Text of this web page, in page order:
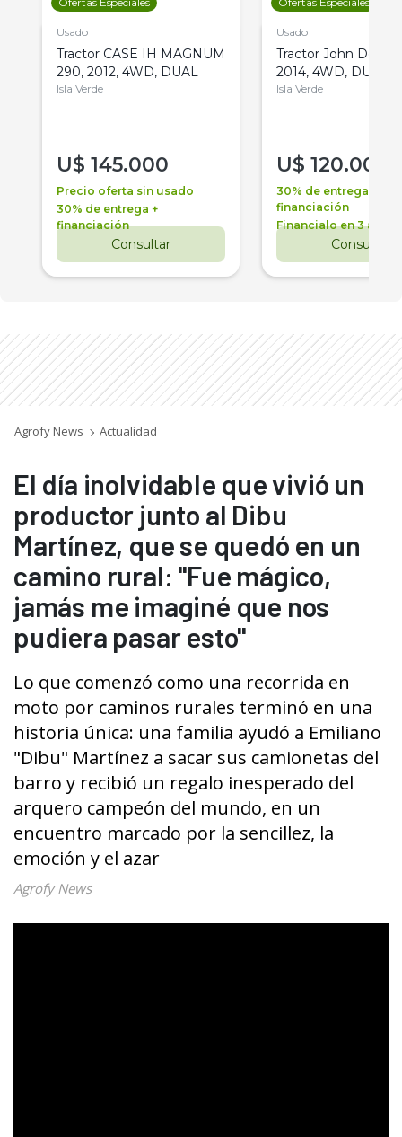
Usado
Tractor CASE IH MAGNUM
290, 2012, 4WD, DUAL
Isla Verde
U$ 145.000
Precio oferta sin usado
30% de entrega +
financiación
Consultar
Usado
Tractor John Deere
2014, 4WD, DUAL
Isla Verde
U$ 120.000
30% de entrega +
financiación
Financialo en 3 años
Consultar
Agrofy News Actualidad
El día inolvidable que vivió un
productor junto al Dibu
Martínez, que se quedó en un
camino rural: "Fue mágico,
jamás me imaginé que nos
pudiera pasar esto"
Lo que comenzó como una recorrida en
moto por caminos rurales terminó en una
historia única: una familia ayudó a Emiliano
"Dibu" Martínez a sacar sus camionetas del
barro y recibió un regalo inesperado del
arquero campeón del mundo, en un
encuentro marcado por la sencillez, la
emoción y el azar
Agrofy News